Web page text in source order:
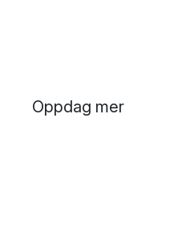
Oppdag mer